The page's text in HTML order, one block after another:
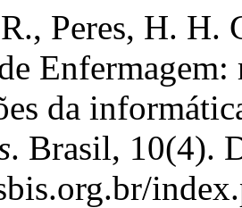
Peres, H.
da
. Brasil, 10(4).